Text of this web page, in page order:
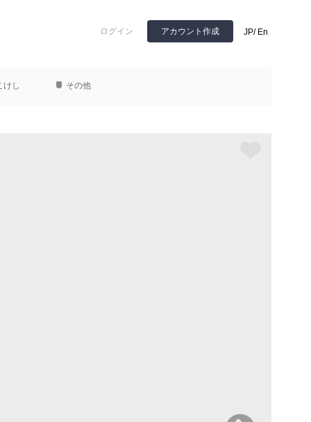
JP/ En
アカウント作成
ログイン
けし その他